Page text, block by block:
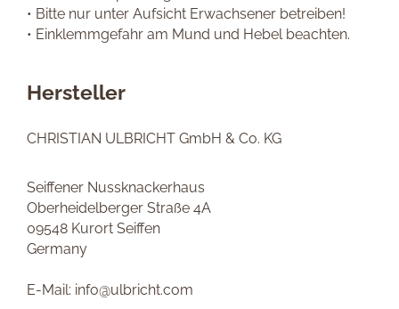
• Bitte nur unter Aufsicht Erwachsener betreiben!
• Einklemmgefahr am Mund und Hebel beachten.
Hersteller
CHRISTIAN ULBRICHT GmbH & Co. KG
Seiffener Nussknackerhaus
Oberheidelberger Straße 4A
09548 Kurort Seiffen
Germany
E-Mail: info@ulbricht.com